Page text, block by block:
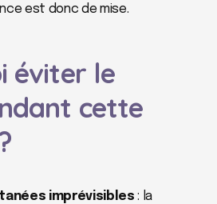
est donc de mise.
éviter le
cette
imprévisibles : la